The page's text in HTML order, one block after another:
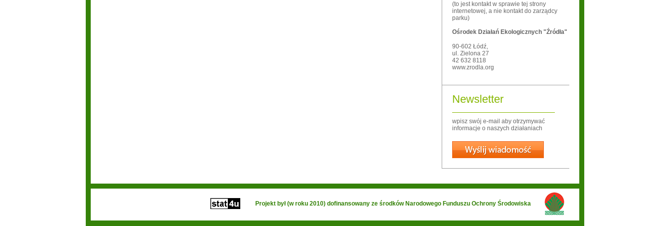
(to jest kontakt w sprawie tej strony
internetowej, a nie kontakt do zarządcy
parku)
Ośrodek Działań Ekologicznych "Źródła"
90-602 Łódź,
ul. Zielona 27
42 632 8118
www.zrodla.org
Newsletter
wpisz swój e-mail aby otrzymywać
informacje o naszych działaniach
Wyślij
Projekt był (w roku 2010) dofinansowany ze środków Narodowego Funduszu Ochrony Środowiska